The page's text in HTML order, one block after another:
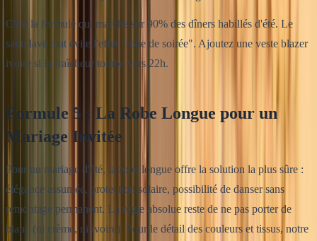
C'est la formule qui marche sur 90% des dîners habillés d'été. Le
satin lavé mat évite l'effet "robe de soirée". Ajoutez une veste blazer
ivoire si la fraîcheur tombe vers 22h.
Formule 5 : La Robe Longue pour un
Mariage Invitée
Pour un mariage d'été, la robe longue offre la solution la plus sûre :
élégance assumée, protection solaire, possibilité de danser sans
remontage permanent. La règle absolue reste de ne pas porter de
blanc (ni crème, ni ivoire). Pour le détail des couleurs et tissus, notre